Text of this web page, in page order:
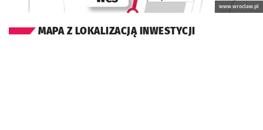
www.wroclaw.pl
MAPA Z LOKALIZACJĄ INWESTYCJI